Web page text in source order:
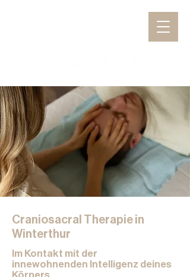
Craniosacral Therapie in
Winterthur
Im Kontakt mit der
innewohnenden Intelligenz deines